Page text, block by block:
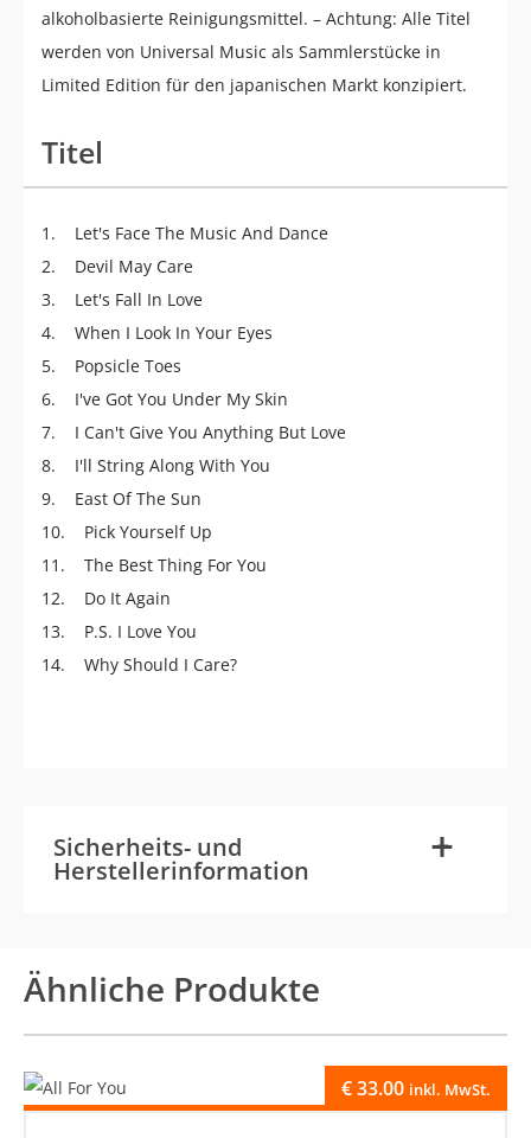
alkoholbasierte Reinigungsmittel. – Achtung: Alle Titel
werden von Universal Music als Sammlerstücke in
Limited Edition für den japanischen Markt konzipiert.
Titel
1. Let's Face The Music And Dance
2. Devil May Care
3. Let's Fall In Love
4. When I Look In Your Eyes
5. Popsicle Toes
6. I've Got You Under My Skin
7. I Can't Give You Anything But Love
8. I'll String Along With You
9. East Of The Sun
10. Pick Yourself Up
11. The Best Thing For You
12. Do It Again
13. P.S. I Love You
14. Why Should I Care?
Sicherheits- und
Herstellerinformation +
-
Ähnliche Produkte
€33.00 inkl. MwSt.